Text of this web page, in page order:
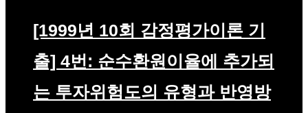
[1999년 10회 감정평가이론 기
출] 4번: 순수환원이율에 추가되
는 투자위험도의 유형과 반영방